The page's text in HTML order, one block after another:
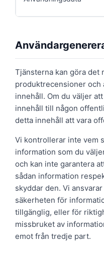
Tjänsterna kan göra det
produktrecensioner och
innehåll. Om du väljer
innehåll till någon
detta innehåll att vara
Vi kontrollerar inte vem
information som du
och kan inte garantera
sådan information
skyddar den. Vi
säkerheten för
tillgänglig, eller för
missbruket av
emot från tredje part.